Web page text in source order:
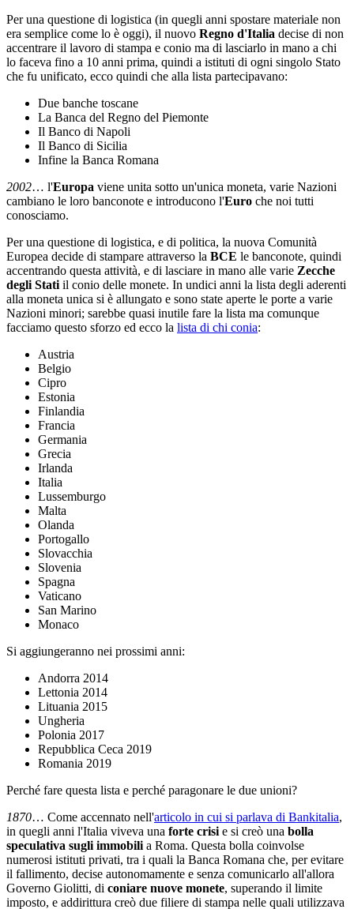
Per una questione di logistica (in quegli anni spostare materiale non
era semplice come lo è oggi), il nuovo Regno d'Italia decise di non
accentrare il lavoro di stampa e conio ma di lasciarlo in mano a chi
lo faceva fino a 10 anni prima, quindi a istituti di ogni singolo Stato
che fu unificato, ecco quindi che alla lista partecipavano:
Due banche toscane
La Banca del Regno del Piemonte
Il Banco di Napoli
Il Banco di Sicilia
Infine la Banca Romana
2002… l'Europa viene unita sotto un'unica moneta, varie Nazioni
cambiano le loro banconote e introducono l'Euro che noi tutti
conosciamo.
Per una questione di logistica, e di politica, la nuova Comunità
Europea decide di stampare attraverso la BCE le banconote, quindi
accentrando questa attività, e di lasciare in mano alle varie Zecche
degli Stati il conio delle monete. In undici anni la lista degli aderenti
alla moneta unica si è allungato e sono state aperte le porte a varie
Nazioni minori; sarebbe quasi inutile fare la lista ma comunque
facciamo questo sforzo ed ecco la lista di chi conia:
Austria
Belgio
Cipro
Estonia
Finlandia
Francia
Germania
Grecia
Irlanda
Italia
Lussemburgo
Malta
Olanda
Portogallo
Slovacchia
Slovenia
Spagna
Vaticano
San Marino
Monaco
Si aggiungeranno nei prossimi anni:
Andorra 2014
Lettonia 2014
Lituania 2015
Ungheria
Polonia 2017
Repubblica Ceca 2019
Romania 2019
Perché fare questa lista e perché paragonare le due unioni?
1870… Come accennato nell'articolo in cui si parlava di Bankitalia,
in quegli anni l'Italia viveva una forte crisi e si creò una bolla
speculativa sugli immobili a Roma. Questa bolla coinvolse
numerosi istituti privati, tra i quali la Banca Romana che, per evitare
il fallimento, decise autonomamente e senza comunicarlo all'allora
Governo Giolitti, di coniare nuove monete, superando il limite
imposto, e addirittura creò due filiere di stampa nelle quali utilizzava